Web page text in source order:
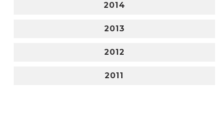
2014
2013
2012
2011